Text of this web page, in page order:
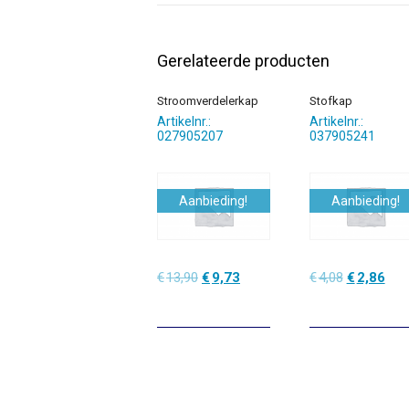
Gerelateerde producten
Stroomverdelerkap
Artikelnr.:
027905207
Aanbieding!
€13,90 Oorspronkelijke
€13,90.
€ 9,73
€9,73.
Stofkap
Artikelnr.:
037905241
Aanbieding!
€4,08
€4,08.
€ 2,86